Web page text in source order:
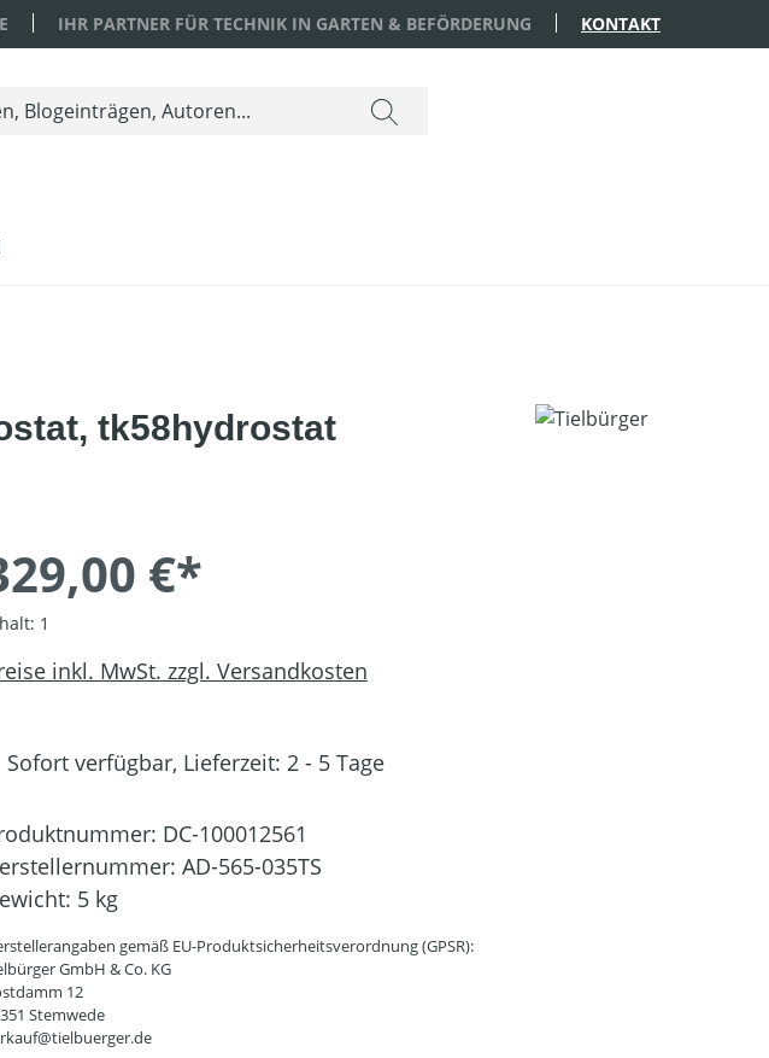
IHR PARTNER FÜR TECHNIK IN GARTEN & BEFÖRDERUNG KONTAKT
tk58hydrostat
€*
1
inkl. MwSt. zzgl. Versandkosten
Sofort verfügbar, Lieferzeit: 2 - 5 Tage
DC-100012561
AD-565-035TS
5 kg
gemäß EU-Produktsicherheitsverordnung (GPSR):
GmbH & Co. KG
12
Stemwede